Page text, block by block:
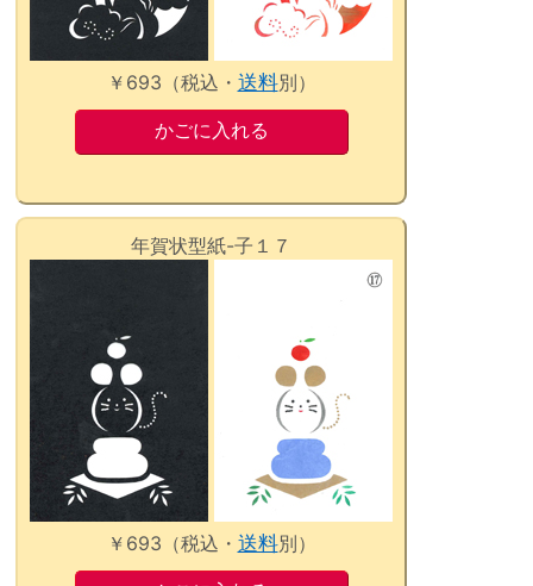
￥693（税込・ 送料別）
年賀状型紙-子１７
￥693（税込・ 送料別）